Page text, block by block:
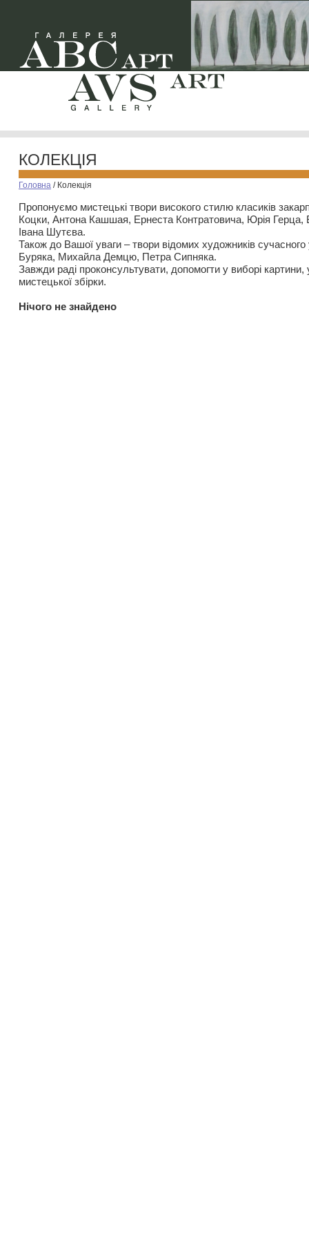
КОЛЕКЦІЯ
Головна / Колекція
Пропонуємо мистецькі твори високого стилю класиків
Коцки, Антона Кашшая, Ернеста Контратовича, Юрія
Івана Шутєва.
Також до Вашої уваги – твори відомих художників
Буряка, Михайла Демцю, Петра Сипняка.
Завжди раді проконсультувати, допомогти у виборі картини,
мистецької збірки.
Нiчого не знайдено